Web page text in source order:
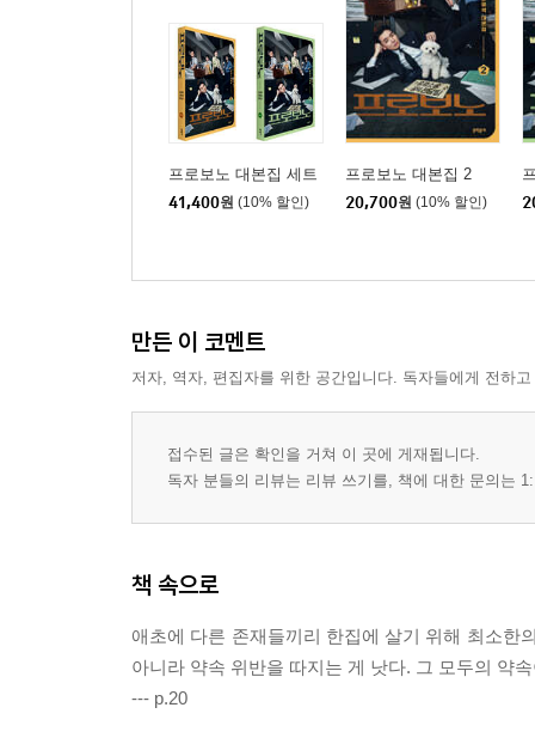
프로보노 대본집 세트
41,400원 (10% 할인)
프로보노 대본집 2
20,700원 (10% 할인)
만든 이 코멘트
저자, 역자, 편집자를 위한 공간입니다. 독자들에게 전하
접수된 글은 확인을 거쳐 이 곳에 게재됩니다.
독자 분들의 리뷰는 리뷰 쓰기를, 책에 대한 문의는
책 속으로
애초에 다른 존재들끼리 한집에 살기 위해 최소한
아니라 약속 위반을 따지는 게 낫다. 그 모두의 약
--- p.20